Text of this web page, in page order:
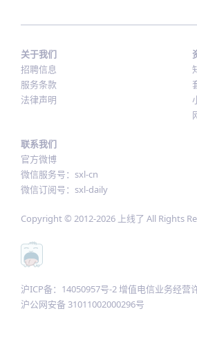
关于我们
招聘信息
服务条款
法律声明
联系我们
官方微博
微信服务号：sxl-cn
微信订阅号：sxl-daily
Copyright © 2012-2026 上线了 All Rights
沪ICP备：14050957号-2 增值电信业务经营
沪公网安备 31011002000296号